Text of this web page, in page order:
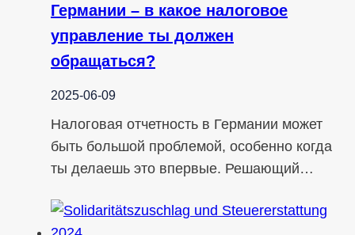
Германии – в какое налоговое
управление ты должен
обращаться?
2025-06-09
Налоговая отчетность в Германии может
быть большой проблемой, особенно когда
ты делаешь это впервые. Решающий…